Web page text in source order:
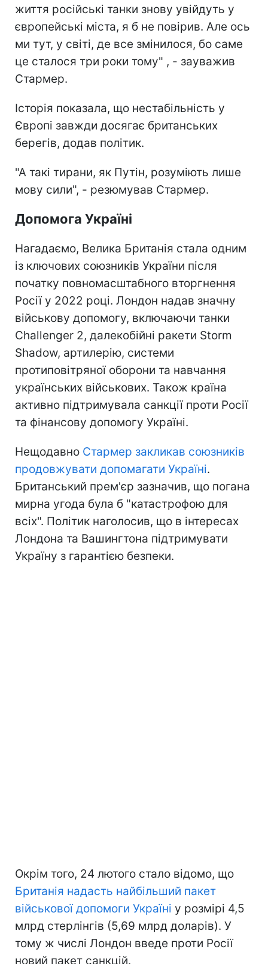
життя російські танки знову увійдуть у
європейські міста, я б не повірив. Але ось
ми тут, у світі, де все змінилося, бо саме
це сталося три роки тому" , - зауважив
Стармер.
Історія показала, що нестабільність у
Європі завжди досягає британських
берегів, додав політик.
"А такі тирани, як Путін, розуміють лише
мову сили", - резюмував Стармер.
Допомога Україні
Нагадаємо, Велика Британія стала одним
із ключових союзників України після
початку повномасштабного вторгнення
Росії у 2022 році. Лондон надав значну
військову допомогу, включаючи танки
Challenger 2, далекобійні ракети Storm
Shadow, артилерію, системи
протиповітряної оборони та навчання
українських військових. Також країна
активно підтримувала санкції проти Росії
та фінансову допомогу Україні.
Нещодавно Стармер закликав союзників
продовжувати допомагати Україні.
Британський прем'єр зазначив, що погана
мирна угода була б "катастрофою для
всіх". Політик наголосив, що в інтересах
Лондона та Вашингтона підтримувати
Україну з гарантією безпеки.
Окрім того, 24 лютого стало відомо, що
Британія надасть найбільший пакет
військової допомоги Україні у розмірі 4,5
млрд стерлінгів (5,69 млрд доларів). У
тому ж числі Лондон введе проти Росії
новий пакет санкцій.